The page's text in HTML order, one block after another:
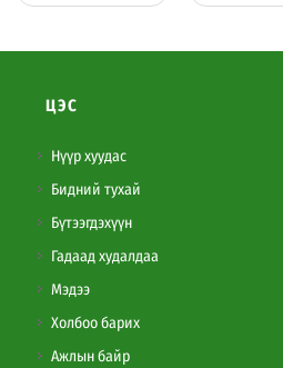
ЦЭС
Нүүр хуудас
Бидний тухай
Бүтээгдэхүүн
Гадаад худалдаа
Мэдээ
Холбоо барих
Ажлын байр